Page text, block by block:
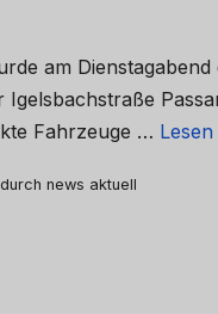
am
Fahrzeuge …
news aktuell